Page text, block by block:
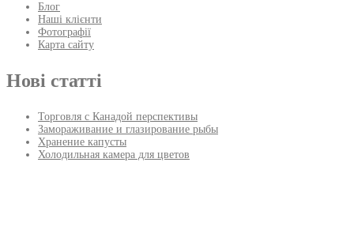
Блог
Наші клієнти
Фотографії
Карта сайту
Нові статті
Торговля с Канадой перспективы
Замораживание и глазирование рыбы
Хранение капусты
Холодильная камера для цветов